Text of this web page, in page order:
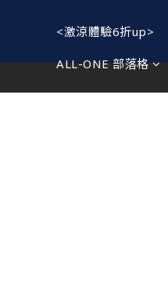
<激涼體驗6折up>
ALL-ONE 部落格